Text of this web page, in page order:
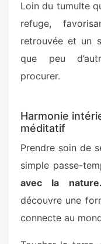
Loin du tumulte
refuge,
retrouvée et un
que peu
procurer.
Harmonie
méditatif
Prendre soin de
simple passe-
avec la nature.
découvre une
connecte au